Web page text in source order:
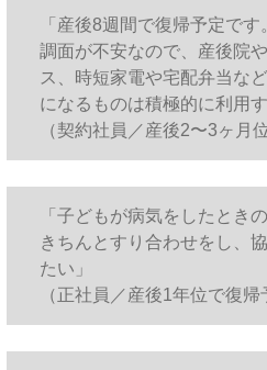
「産後8週間で復帰予定で
調面が不安なので、産後院
ス、時短家電や宅配弁当な
になるものは積極的に利用す
（契約社員／産後2〜3ヶ月
「子どもが病気をしたとき
きちんとすり合わせをし、
たい」
（正社員／産後1年位で復帰